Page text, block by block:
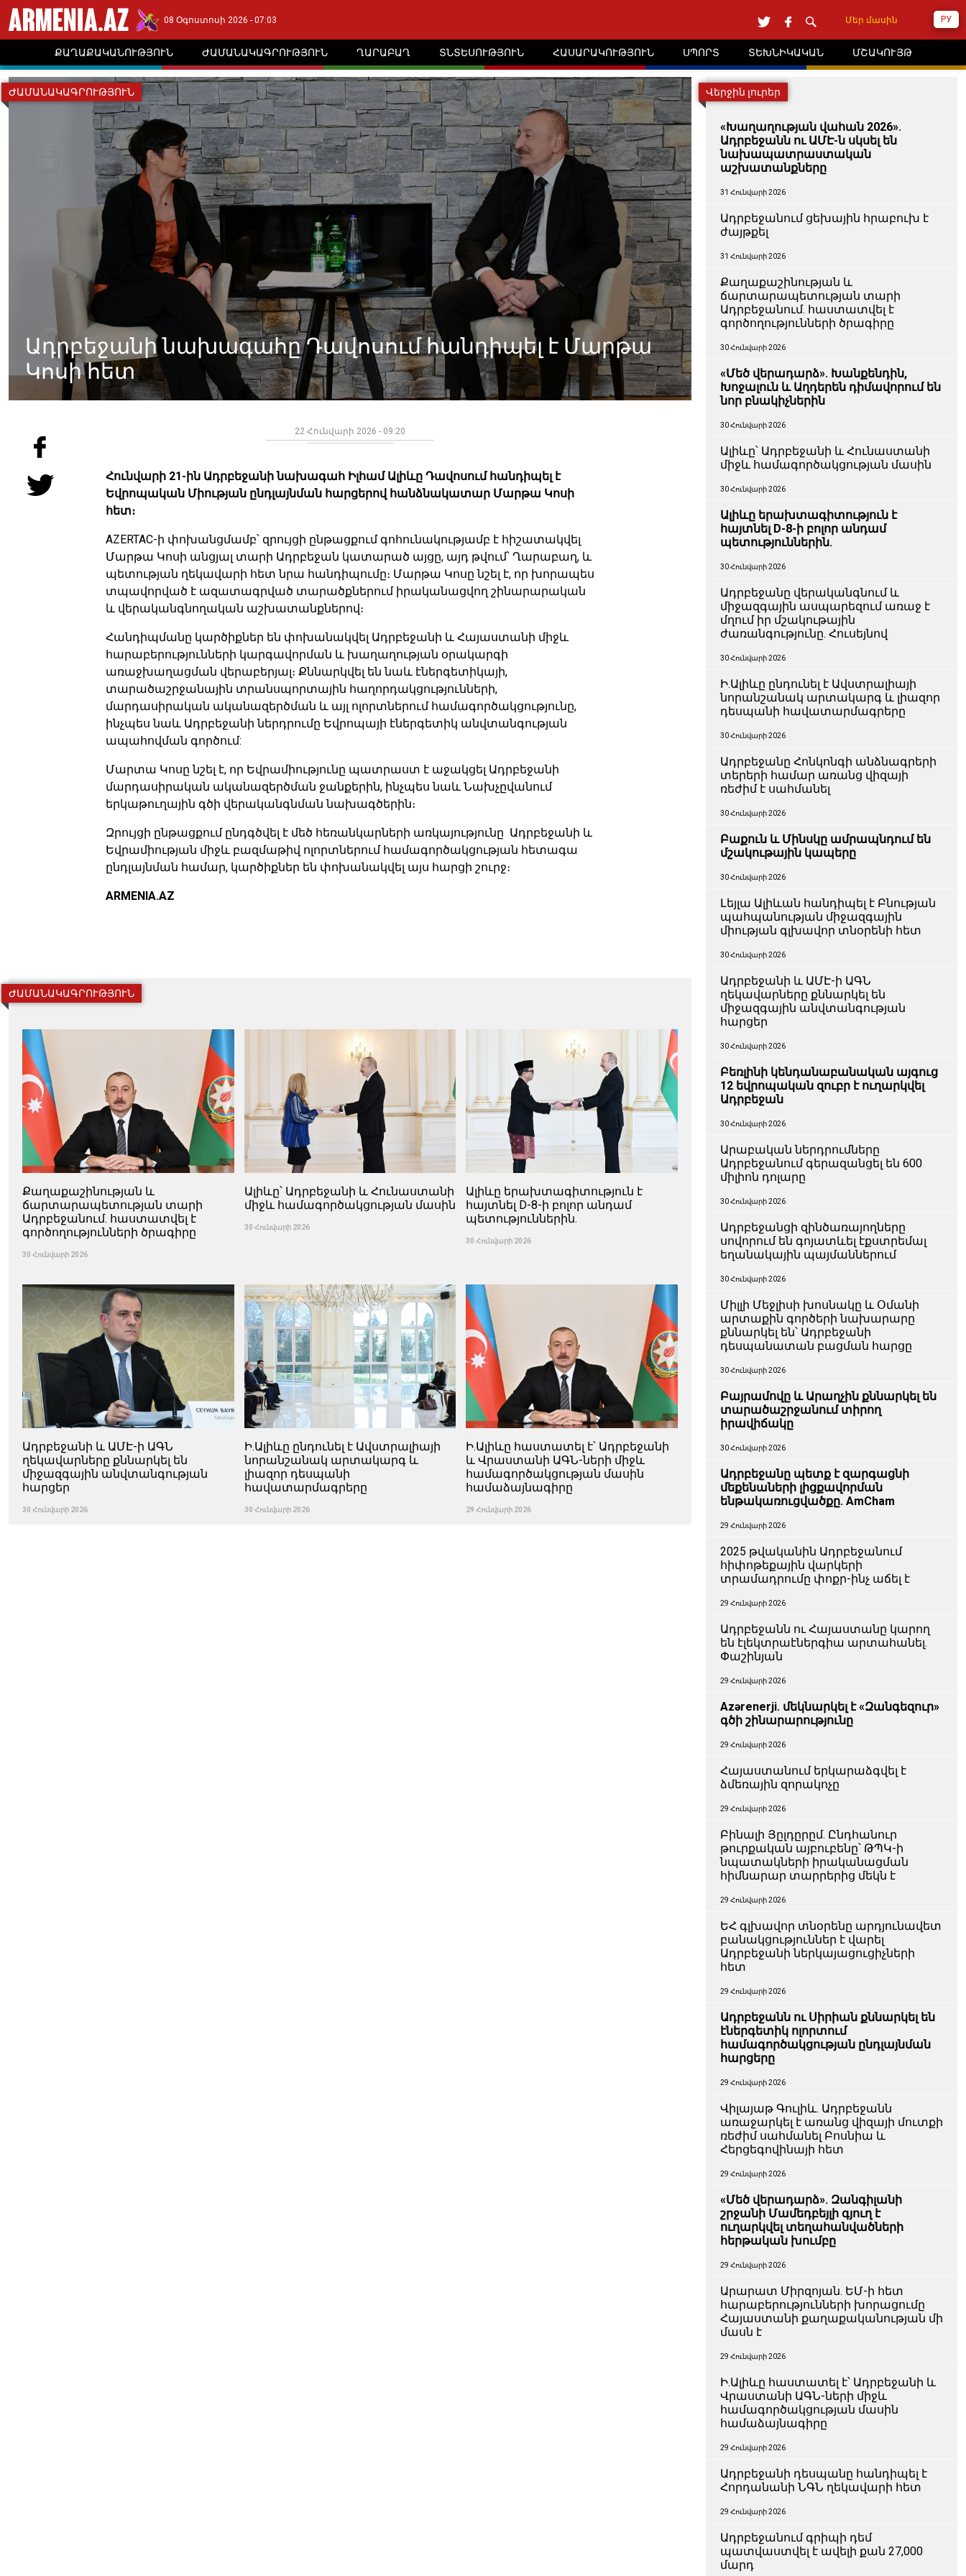
08 Օգոստոսի 2026 - 07:03 РУ
Մեր մասին
ՔԱՂԱՔԱԿԱՆՈՒԹՅՈՒՆ ԺԱՄԱՆԱԿԱԳՐՈՒԹՅՈՒՆ ՂԱՐԱԲԱՂ ՏՆՏԵՍՈՒԹՅՈՒՆ ՀԱՍԱՐԱԿՈՒԹՅՈՒՆ ՍՊՈՐՏ ՏԵԽՆԻԿԱԿԱՆ ՄՇԱԿՈՒՅԹ
Ադրբեջանի նախագահը Դավոսում հանդիպել է Մարթա
Կոսի հետ
ԺԱՄԱՆԱԿԱԳՐՈՒԹՅՈՒՆ
22 Հունվարի 2026 - 09:20
Հունվարի 21-ին Ադրբեջանի նախագահ Իլհամ Ալիևը Դավոսում հանդիպել է
Եվրոպական Միության ընդլայնման հարցերով հանձնակատար Մարթա Կոսի
հետ։
AZERTAC-ի փոխանցմամբ՝ զրույցի ընթացքում գոհունակությամբ է հիշատակվել
Մարթա Կոսի անցյալ տարի Ադրբեջան կատարած այցը, այդ թվում՝ Ղարաբաղ, և
պետության ղեկավարի հետ նրա հանդիպումը։ Մարթա Կոսը նշել է, որ խորապես
տպավորված է ազատագրված տարածքներում իրականացվող շինարարական
և վերականգնողական աշխատանքներով։
Հանդիպմանը կարծիքներ են փոխանակվել Ադրբեջանի և Հայաստանի միջև
հարաբերությունների կարգավորման և խաղաղության օրակարգի
առաջխաղացման վերաբերյալ։ Քննարկվել են նաև էներգետիկայի,
տարածաշրջանային տրանսպորտային հաղորդակցությունների,
մարդասիրական ականազերծման և այլ ոլորտներում համագործակցությունը,
ինչպես նաև Ադրբեջանի ներդրումը Եվրոպայի էներգետիկ անվտանգության
ապահովման գործում:
Մարտա Կոսը նշել է, որ Եվրամիությունը պատրաստ է աջակցել Ադրբեջանի
մարդասիրական ականազերծման ջանքերին, ինչպես նաև Նախչըվանում
երկաթուղային գծի վերականգնման նախագծերին։
Զրույցի ընթացքում ընդգծվել է մեծ հեռանկարների առկայությունը Ադրբեջանի և
Եվրամիության միջև բազմաթիվ ոլորտներում համագործակցության հետագա
ընդլայնման համար, կարծիքներ են փոխանակվել այս հարցի շուրջ։
ARMENIA.AZ
ԺԱՄԱՆԱԿԱԳՐՈՒԹՅՈՒՆ
Քաղաքաշինության և
ճարտարապետության տարի
Ադրբեջանում. հաստատվել է
գործողությունների ծրագիրը
30 Հունվարի 2026
Ալիևը՝ Ադրբեջանի և Հունաստանի
միջև համագործակցության մասին
30 Հունվարի 2026
Ալիևը երախտագիտություն է
հայտնել D-8-ի բոլոր անդամ
պետություններին.
30 Հունվարի 2026
Ադրբեջանի և ԱՄԷ-ի ԱԳՆ
ղեկավարները քննարկել են
միջազգային անվտանգության
հարցեր
30 Հունվարի 2026
Ի.Ալիևը ընդունել է Ավստրալիայի
նորանշանակ արտակարգ և
լիազոր դեսպանի
հավատարմագրերը
30 Հունվարի 2026
Ի.Ալիևը հաստատել է՝ Ադրբեջանի
և Վրաստանի ԱԳՆ-ների միջև
համագործակցության մասին
համաձայնագիրը
29 Հունվարի 2026
Վերջին լուրեր
«Խաղաղության վահան 2026».
Ադրբեջանն ու ԱՄԷ-ն սկսել են
նախապատրաստական ​​
աշխատանքները
31 Հունվարի 2026
Ադրբեջանում ցեխային հրաբուխ է
ժայթքել
31 Հունվարի 2026
Քաղաքաշինության և
ճարտարապետության տարի
Ադրբեջանում. հաստատվել է
գործողությունների ծրագիրը
30 Հունվարի 2026
«Մեծ վերադարձ». Խանքենդին,
Խոջալուն և Աղդերեն դիմավորում են
նոր բնակիչներին
30 Հունվարի 2026
Ալիևը՝ Ադրբեջանի և Հունաստանի
միջև համագործակցության մասին
30 Հունվարի 2026
Ալիևը երախտագիտություն է
հայտնել D-8-ի բոլոր անդամ
պետություններին.
30 Հունվարի 2026
Ադրբեջանը վերականգնում և
միջազգային ասպարեզում առաջ է
մղում իր մշակութային
ժառանգությունը. Հուսեյնով
30 Հունվարի 2026
Ի.Ալիևը ընդունել է Ավստրալիայի
նորանշանակ արտակարգ և լիազոր
դեսպանի հավատարմագրերը
30 Հունվարի 2026
Ադրբեջանը Հոնկոնգի անձնագրերի
տերերի համար առանց վիզայի
ռեժիմ է սահմանել
30 Հունվարի 2026
Բաքուն և Մինսկը ամրապնդում են
մշակութային կապերը
30 Հունվարի 2026
Լեյլա Ալիևան հանդիպել է Բնության
պահպանության միջազգային
միության գլխավոր տնօրենի հետ
30 Հունվարի 2026
Ադրբեջանի և ԱՄԷ-ի ԱԳՆ
ղեկավարները քննարկել են
միջազգային անվտանգության
հարցեր
30 Հունվարի 2026
Բեռլինի կենդանաբանական այգուց
12 եվրոպական զուբր է ուղարկվել
Ադրբեջան
30 Հունվարի 2026
Արաբական ներդրումները
Ադրբեջանում գերազանցել են 600
միլիոն դոլարը
30 Հունվարի 2026
Ադրբեջանցի զինծառայողները
սովորում են գոյատևել էքստրեմալ
եղանակային պայմաններում
30 Հունվարի 2026
Միլլի Մեջլիսի խոսնակը և Օմանի
արտաքին գործերի նախարարը
քննարկել են՝ Ադրբեջանի
դեսպանատան բացման հարցը
30 Հունվարի 2026
Բայրամովը և Արաղչին քննարկել են
տարածաշրջանում տիրող
իրավիճակը
30 Հունվարի 2026
Ադրբեջանը պետք է զարգացնի
մեքենաների լիցքավորման
ենթակառուցվածքը. AmCham
29 Հունվարի 2026
2025 թվականին Ադրբեջանում
հիփոթեքային վարկերի
տրամադրումը փոքր-ինչ աճել է
29 Հունվարի 2026
Ադրբեջանն ու Հայաստանը կարող
են էլեկտրաէներգիա արտահանել.
Փաշինյան
29 Հունվարի 2026
Azərenerji. մեկնարկել է «Զանգեզուր»
գծի շինարարությունը
29 Հունվարի 2026
Հայաստանում երկարաձգվել է
ձմեռային զորակոչը
29 Հունվարի 2026
Բինալի Յըլդըրըմ. Ընդհանուր
թուրքական այբուբենը՝ ԹՊԿ-ի
նպատակների իրականացման
հիմնարար տարրերից մեկն է
29 Հունվարի 2026
ԵՀ գլխավոր տնօրենը արդյունավետ
բանակցություններ է վարել
Ադրբեջանի ներկայացուցիչների
հետ
29 Հունվարի 2026
Ադրբեջանն ու Սիրիան քննարկել են
էներգետիկ ոլորտում
համագործակցության ընդլայնման
հարցերը
29 Հունվարի 2026
Վիլայաթ Գուլիև. Ադրբեջանն
առաջարկել է առանց վիզայի մուտքի
ռեժիմ սահմանել Բոսնիա և
Հերցեգովինայի հետ
29 Հունվարի 2026
«Մեծ վերադարձ». Զանգիլանի
շրջանի Մամեդբեյլի գյուղ է
ուղարկվել տեղահանվածների
հերթական խումբը
29 Հունվարի 2026
Արարատ Միրզոյան. ԵՄ-ի հետ
հարաբերությունների խորացումը
Հայաստանի քաղաքականության մի
մասն է
29 Հունվարի 2026
Ի.Ալիևը հաստատել է՝ Ադրբեջանի և
Վրաստանի ԱԳՆ-ների միջև
համագործակցության մասին
համաձայնագիրը
29 Հունվարի 2026
Ադրբեջանի դեսպանը հանդիպել է
Հորդանանի ՆԳՆ ղեկավարի հետ
29 Հունվարի 2026
Ադրբեջանում գրիպի դեմ
պատվաստվել է ավելի քան 27,000
մարդ